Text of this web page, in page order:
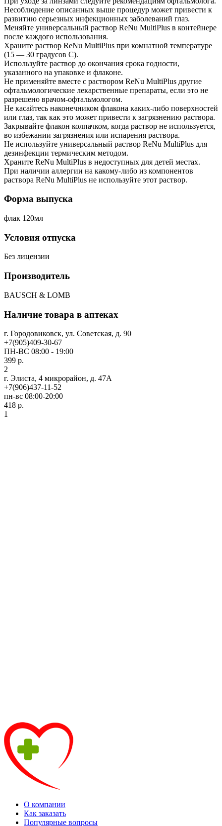
Несоблюдение описанных выше процедур может привести к
развитию серьезных инфекционных заболеваний глаз.
Меняйте универсальный раствор ReNu MultiPlus в контейнере
после каждого использования.
Храните раствор ReNu MultiPlus при комнатной температуре
(15 — 30 градусов С).
Используйте раствор до окончания срока годности,
указанного на упаковке и флаконе.
Не применяйте вместе с раствором ReNu MultiPlus другие
офтальмологические лекарственные препараты, если это не
разрешено врачом-офтальмологом.
Не касайтесь наконечником флакона каких-либо поверхностей
или глаз, так как это может привести к загрязнению раствора.
Закрывайте флакон колпачком, когда раствор не используется,
во избежании загрязнения или испарения раствора.
Не используйте универсальный раствор ReNu MultiPlus для
дезинфекции термическим методом.
Храните ReNu MultiPlus в недоступных для детей местах.
При наличии аллергии на какому-либо из компонентов
раствора ReNu MultiPlus не используйте этот раствор.
Форма выпуска
флак 120мл
Условия отпуска
Без лицензии
Производитель
BAUSCH & LOMB
Наличие товара в аптеках
г. Городовиковск, ул. Советская, д. 90
+7(905)409-30-67
ПН-ВС 08:00 - 19:00
399 р.
2
г. Элиста, 4 микрорайон, д. 47А
+7(906)437-11-52
пн-вс 08:00-20:00
418 р.
1
О компании
Как заказать
Популярные вопросы